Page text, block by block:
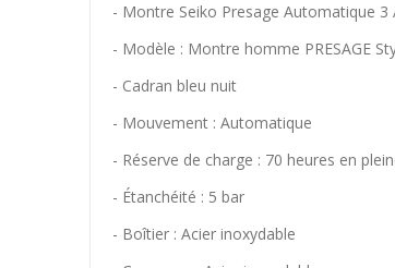
- Montre Seiko Presage Automatique 3
- Modèle : Montre homme PRESAGE
- Cadran bleu nuit
- Mouvement : Automatique
- Réserve de charge : 70 heures en
- Étanchéité : 5 bar
- Boîtier : Acier inoxydable